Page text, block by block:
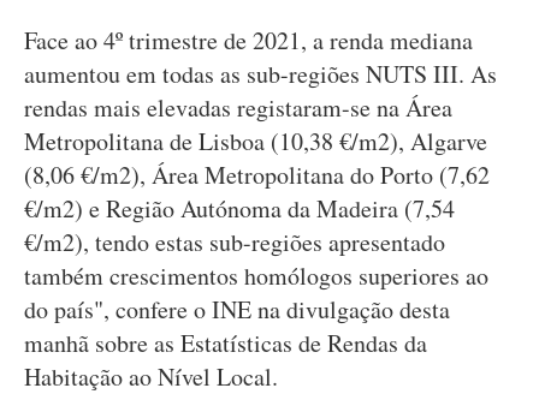
Face ao 4º trimestre de 2021, a renda mediana
aumentou em todas as sub-regiões NUTS III. As
rendas mais elevadas registaram-se na Área
Metropolitana de Lisboa (10,38 €/m2), Algarve
(8,06 €/m2), Área Metropolitana do Porto (7,62
€/m2) e Região Autónoma da Madeira (7,54
€/m2), tendo estas sub-regiões apresentado
também crescimentos homólogos superiores ao
do país", confere o INE na divulgação desta
manhã sobre as Estatísticas de Rendas da
Habitação ao Nível Local.